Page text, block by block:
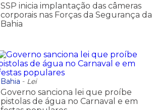
SSP inicia implantação das câmeras
corporais nas Forças da Segurança da
Bahia
Bahia - Lei
Governo sanciona lei que proíbe
pistolas de água no Carnaval e em